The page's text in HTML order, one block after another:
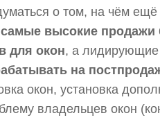
о том, на чём ещё
самые высокие
для окон, а лидирующие
на
окон, установка
владельцев окон